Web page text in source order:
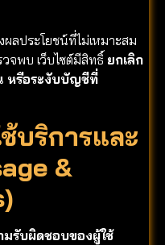
ประโยชน์ที่ไม่เหมาะสม
จพบ เว็บไซต์มีสิทธิ์ ยกเลิก
หรือระงับบัญชีที่
บริการและ
&
มรับผิดชอบของผู้ใช้